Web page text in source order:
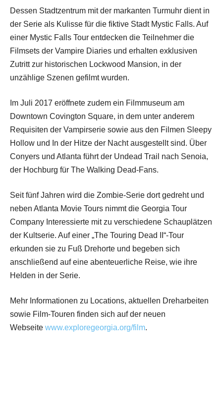
Dessen Stadtzentrum mit der markanten Turmuhr dient in
der Serie als Kulisse für die fiktive Stadt Mystic Falls. Auf
einer Mystic Falls Tour entdecken die Teilnehmer die
Filmsets der Vampire Diaries und erhalten exklusiven
Zutritt zur historischen Lockwood Mansion, in der
unzählige Szenen gefilmt wurden.
Im Juli 2017 eröffnete zudem ein Filmmuseum am
Downtown Covington Square, in dem unter anderem
Requisiten der Vampirserie sowie aus den Filmen Sleepy
Hollow und In der Hitze der Nacht ausgestellt sind. Über
Conyers und Atlanta führt der Undead Trail nach Senoia,
der Hochburg für The Walking Dead-Fans.
Seit fünf Jahren wird die Zombie-Serie dort gedreht und
neben Atlanta Movie Tours nimmt die Georgia Tour
Company Interessierte mit zu verschiedene Schauplätzen
der Kultserie. Auf einer „The Touring Dead II“-Tour
erkunden sie zu Fuß Drehorte und begeben sich
anschließend auf eine abenteuerliche Reise, wie ihre
Helden in der Serie.
Mehr Informationen zu Locations, aktuellen Dreharbeiten
sowie Film-Touren finden sich auf der neuen
Webseite www.exploregeorgia.org/film.